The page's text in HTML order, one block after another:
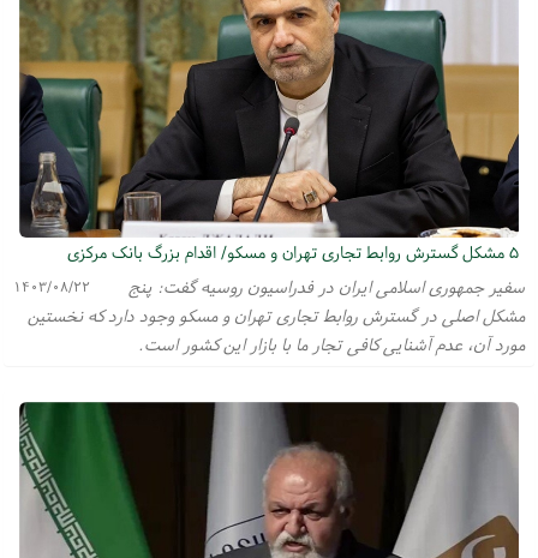
۵ مشکل گسترش روابط تجاری تهران و مسکو/ اقدام بزرگ بانک مرکزی
۱۴۰۳/۰۸/۲۲
سفیر جمهوری اسلامی ایران در فدراسیون روسیه گفت: پنج
مشکل اصلی در گسترش روابط تجاری تهران و مسکو وجود دارد که نخستین
مورد آن، عدم آشنایی کافی تجار ما با بازار این کشور است.